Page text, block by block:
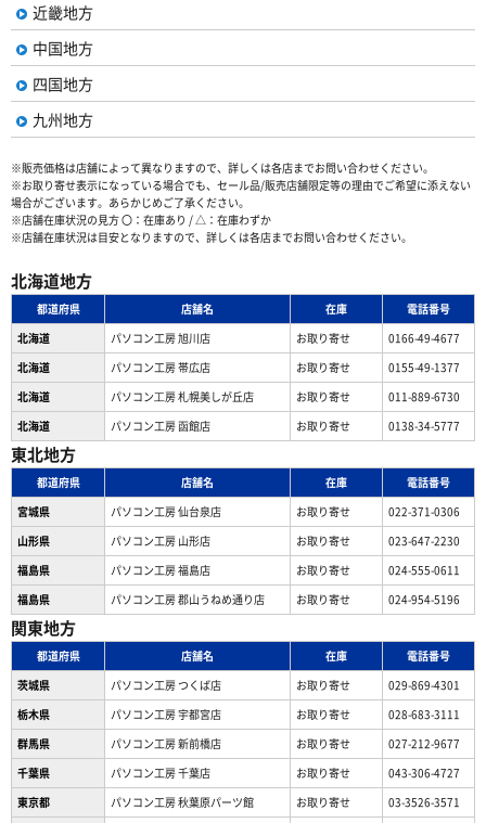
近畿地方
中国地方
四国地方
九州地方
※販売価格は店舗によって異なりますので、詳しくは各店までお問い合わせください。
※お取り寄せ表示になっている場合でも、セール品/販売店舗限定等の理由でご希望に添えない
場合がございます。あらかじめご了承ください。
※店舗在庫状況の見方 〇：在庫あり / △：在庫わずか
※店舗在庫状況は目安となりますので、詳しくは各店までお問い合わせください。
北海道地方
都道府県 店舗名 在庫
電話番号
北海道
パソコン工房 旭川店 お取り寄せ
0166-49-4677
北海道
パソコン工房 帯広店 お取り寄せ
0155-49-1377
北海道
パソコン⼯房 札幌美しが丘店 お取り寄せ
011-889-6730
北海道
パソコン工房 函館店 お取り寄せ 0138-34-5777
東北地方
都道府県 店舗名 在庫
電話番号
宮城県
パソコン工房 仙台泉店 お取り寄せ
022-371-0306
山形県
パソコン工房 山形店 お取り寄せ
023-647-2230
福島県
パソコン工房 福島店 お取り寄せ
024-555-0611
福島県
パソコン工房 郡山うねめ通り店 お取り寄せ 024-954-5196
関東地方
都道府県 店舗名 在庫
電話番号
茨城県
パソコン工房 つくば店 お取り寄せ
029-869-4301
栃木県
パソコン工房 宇都宮店 お取り寄せ
028-683-3111
群馬県
パソコン工房 新前橋店 お取り寄せ
027-212-9677
千葉県
パソコン工房 千葉店 お取り寄せ
043-306-4727
東京都
パソコン工房 秋葉原パーツ館 お取り寄せ
03-3526-3571